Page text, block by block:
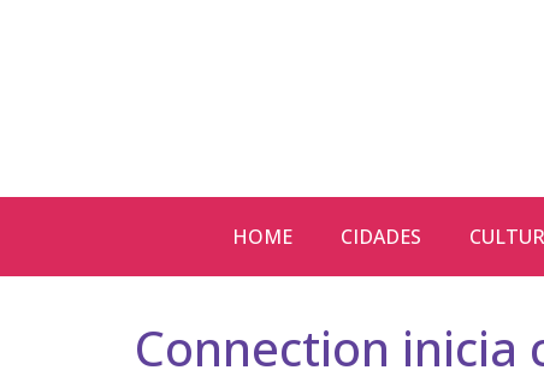
HOME CIDADES
Connection inicia